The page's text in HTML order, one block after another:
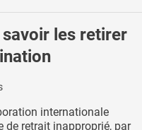
les retirer
internationale
de retrait inapproprié, par